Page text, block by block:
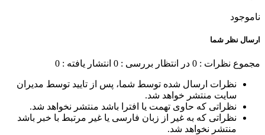
ناموجود
ارسال نظر شما
مجموع نظرات : 0 در انتظار بررسی : 0 انتشار یافته : 0
نظرات ارسال شده توسط شما، پس از تایید توسط مدیران
سایت منتشر خواهد شد.
نظراتی که حاوی تهمت یا افترا باشد منتشر نخواهد شد.
نظراتی که به غیر از زبان فارسی یا غیر مرتبط با خبر باشد
منتشر نخواهد شد.